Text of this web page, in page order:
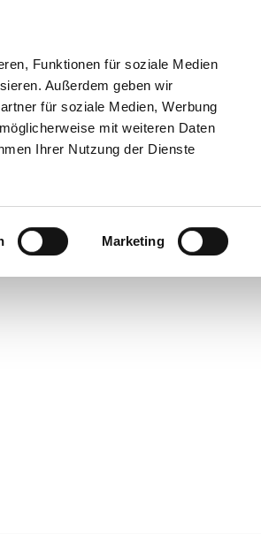
Funktionen für soziale Medien
Außerdem geben wir
für soziale Medien, Werbung
mit weiteren Daten
Ihrer Nutzung der Dienste
Marketing